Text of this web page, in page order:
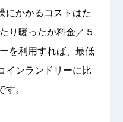
にかかるコストはた
り暖ったか料金／５
を利用すれば、最低
インランドリーに比
。